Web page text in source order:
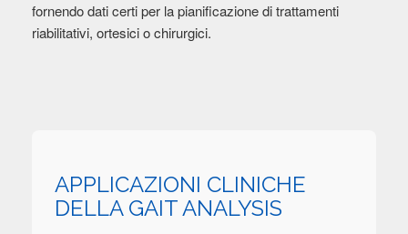
fornendo dati certi per la pianificazione di trattamenti
riabilitativi, ortesici o chirurgici.
APPLICAZIONI CLINICHE
DELLA GAIT ANALYSIS